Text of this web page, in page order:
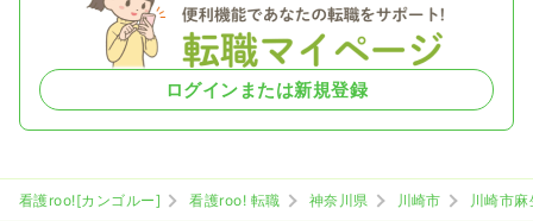
ログインまたは新規登録
看護roo![カンゴルー] 看護roo! 転職 神奈川県 川崎市
川崎市